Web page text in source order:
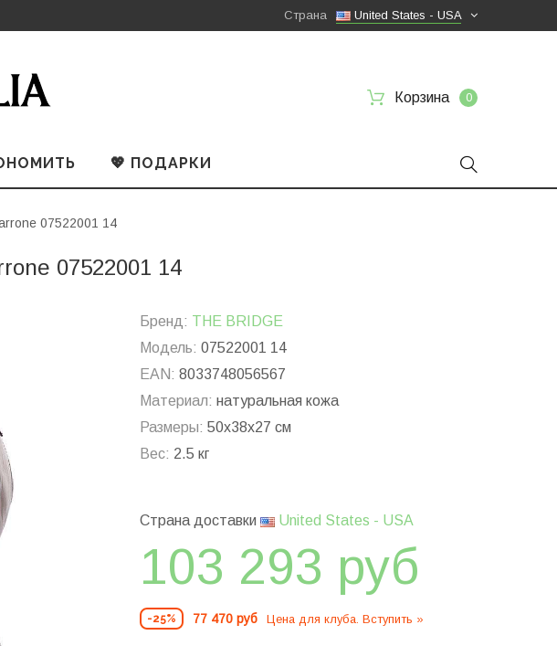
United States - USA
Страна
Корзина 0
💖 ПОДАРКИ
07522001 14
07522001 14
Бренд: THE BRIDGE
Модель: 07522001 14
EAN: 8033748056567
Материал: натуральная кожа
Размеры: 50x38x27 см
Вес: 2.5 кг
Страна доставки United States - USA
103 293 руб
-25% 77 470 руб Цена для клуба. Вступить »